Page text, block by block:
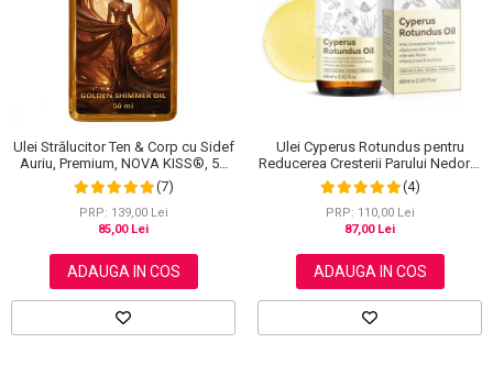
Scrub / Balsam de buze
Netestate pe Animale
Ulei Strălucitor Ten & Corp cu Sidef
Auriu, Premium, NOVA KISS®, 50
ml
(7)
PRP: 139,00 Lei
85,00 Lei
ADAUGA IN COS
Ulei Cyperus Rotundus pentru
Reducerea Cresterii Parului Nedorit,
100% Formula Naturala, NOVA
KISS®, 60 ml
(4)
PRP: 110,00 Lei
87,00 Lei
ADAUGA IN COS